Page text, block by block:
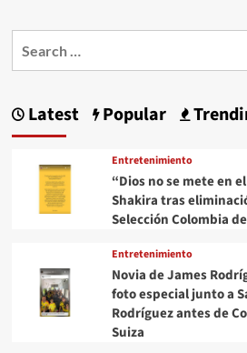
sabe
Latest Popular
Entretenimiento
“Dios no se mete en
Shakira tras
Selección Colombia
Entretenimiento
Novia de James
foto especial junto a
Rodríguez antes de
Suiza